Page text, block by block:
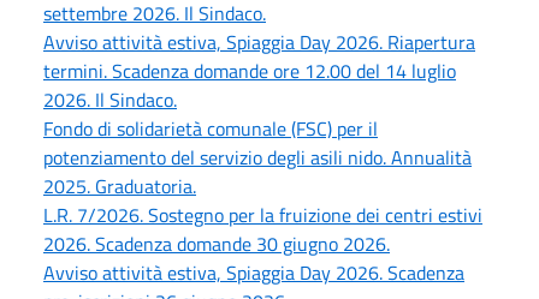
settembre 2026. Il Sindaco.
Avviso attività estiva, Spiaggia Day 2026. Riapertura
termini. Scadenza domande ore 12.00 del 14 luglio
2026. Il Sindaco.
Fondo di solidarietà comunale (FSC) per il
potenziamento del servizio degli asili nido. Annualità
2025. Graduatoria.
L.R. 7/2026. Sostegno per la fruizione dei centri estivi
2026. Scadenza domande 30 giugno 2026.
Avviso attività estiva, Spiaggia Day 2026. Scadenza